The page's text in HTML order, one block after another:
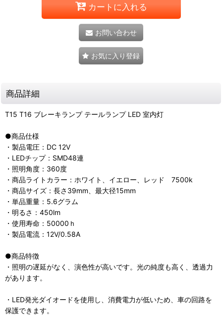
カートに入れる
お問い合わせ
お気に入り登録
商品詳細
T15 T16 ブレーキランプ テールランプ LED 室内灯
●商品仕様
・製品電圧：DC 12V
・LEDチップ：SMD48連
・照明角度：360度
・商品ライトカラー：ホワイト、イエロー、レッド 7500k
・商品サイズ：長さ39mm、最大径15mm
・単品重量：5.6グラム
・明るさ：450lm
・使用寿命：50000ｈ
・製品電流：12V/0.58A
●商品特徴
・照明の遅延がなく、演色性が高いです。光の純度も高く、透過力
があります。
・LED発光ダイオードを使用し、消費電力が低いため、車の回路を
保護できます。